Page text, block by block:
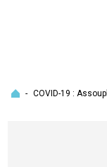
Accueil
- COVID-19 :